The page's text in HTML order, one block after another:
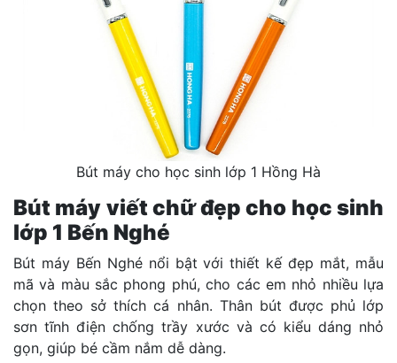
Bút máy cho học sinh lớp 1 Hồng Hà
Bút máy viết chữ đẹp cho học sinh
lớp 1 Bến Nghé
Bút máy Bến Nghé nổi bật với thiết kế đẹp mắt, mẫu
mã và màu sắc phong phú, cho các em nhỏ nhiều lựa
chọn theo sở thích cá nhân. Thân bút được phủ lớp
sơn tĩnh điện chống trầy xước và có kiểu dáng nhỏ
gọn, giúp bé cầm nắm dễ dàng.